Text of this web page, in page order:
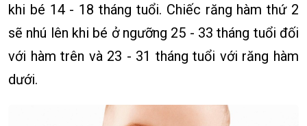
khi bé 14 - 18 tháng tuổi. Chiếc răng hàm thứ 2
sẽ nhú lên khi bé ở ngưỡng 25 - 33 tháng tuổi đối
với hàm trên và 23 - 31 tháng tuổi với răng hàm
dưới.